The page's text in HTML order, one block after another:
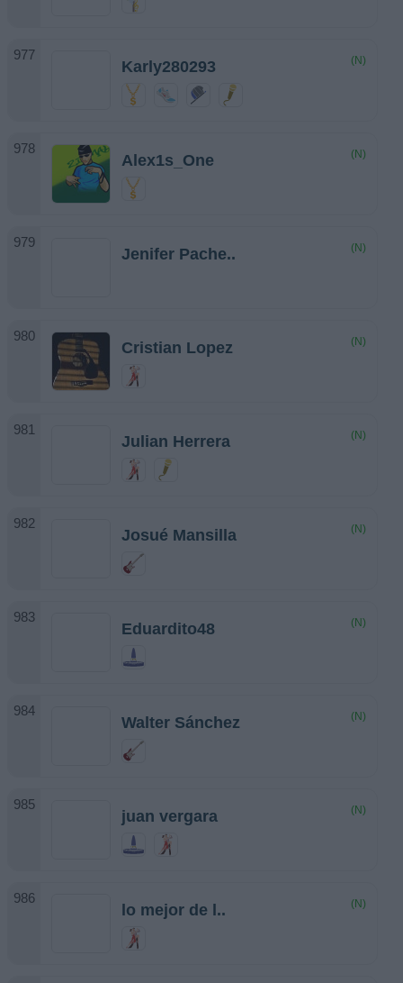
Karly280293 (N)
Alex1s_One (N)
Jenifer Pache.. (N)
Cristian Lopez (N)
Julian Herrera (N)
Josué Mansilla (N)
Eduardito48 (N)
Walter Sánchez (N)
juan vergara (N)
lo mejor de l.. (N)